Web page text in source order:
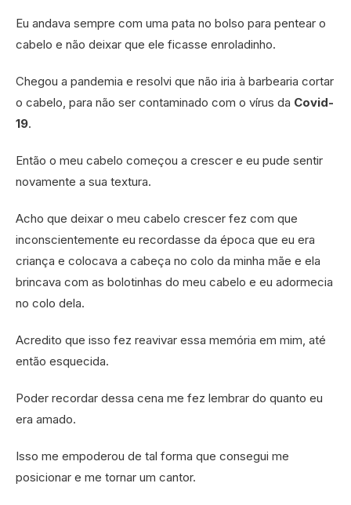
Eu andava sempre com uma pata no bolso para pentear o
cabelo e não deixar que ele ficasse enroladinho.
Chegou a pandemia e resolvi que não iria à barbearia cortar
o cabelo, para não ser contaminado com o vírus da Covid-
19.
Então o meu cabelo começou a crescer e eu pude sentir
novamente a sua textura.
Acho que deixar o meu cabelo crescer fez com que
inconscientemente eu recordasse da época que eu era
criança e colocava a cabeça no colo da minha mãe e ela
brincava com as bolotinhas do meu cabelo e eu adormecia
no colo dela.
Acredito que isso fez reavivar essa memória em mim, até
então esquecida.
Poder recordar dessa cena me fez lembrar do quanto eu
era amado.
Isso me empoderou de tal forma que consegui me
posicionar e me tornar um cantor.